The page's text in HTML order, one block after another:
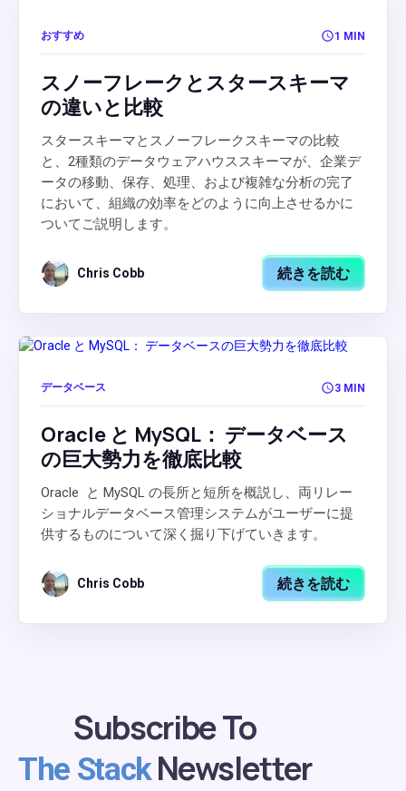
おすすめ 1 MIN
スノーフレークとスタースキーマ
の違いと比較
スタースキーマとスノーフレークスキーマの比較
と、2種類のデータウェアハウススキーマが、企業デ
ータの移動、保存、処理、および複雑な分析の完了
において、組織の効率をどのように向上させるかに
ついてご説明します。
Chris Cobb 続きを読む
データベース 3 MIN
Oracle と MySQL： データベース
の巨大勢力を徹底比較
Oracle と MySQL の長所と短所を概説し、両リレー
ショナルデータベース管理システムがユーザーに提
供するものについて深く掘り下げていきます。
Chris Cobb 続きを読む
Subscribe To
The StackNewsletter